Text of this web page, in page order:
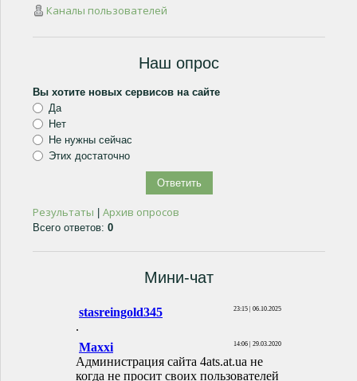
Каналы пользователей
Наш опрос
Вы хотите новых сервисов на сайте
Да
Нет
Не нужны сейчас
Этих достаточно
Результаты Архив опросов
Всего ответов: 0
Мини-чат